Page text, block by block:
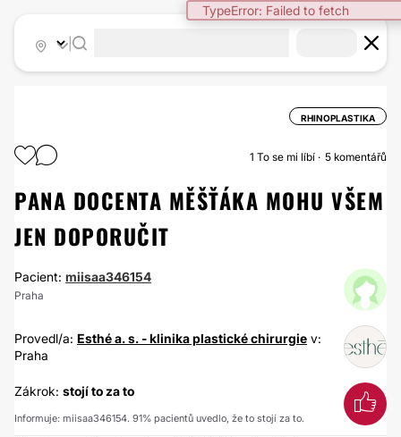
TypeError: Failed to fetch
RHINOPLASTIKA
1 To se mi líbí 5 komentářů
PANA DOCENTA MĚŠŤÁKA MOHU VŠEM
JEN DOPORUČIT
Pacient: miisaa346154
Praha
Provedl/a: Esthé a. s. - klinika plastické chirurgie v:
Praha
Zákrok: stojí to za to
Informuje: miisaa346154. 91% pacientů uvedlo, že to stojí za to.